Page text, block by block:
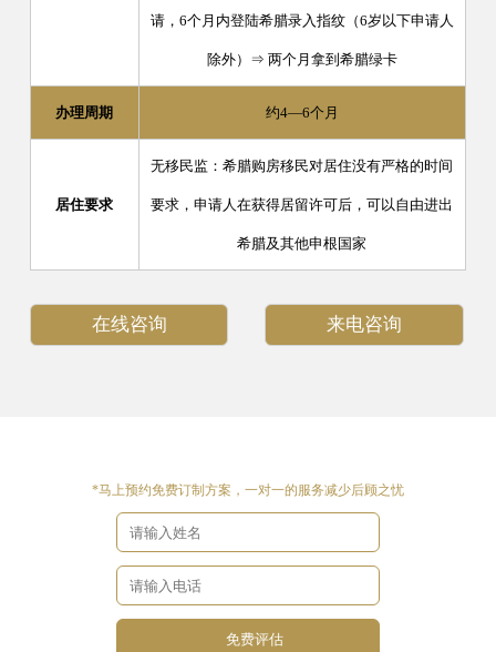
请，6个月内登陆希腊录入指纹（6岁以下申请人
除外）⇒ 两个月拿到希腊绿卡
办理周期 约4—6个月
居住要求
无移民监：希腊购房移民对居住没有严格的时间
要求，申请人在获得居留许可后，可以自由进出
希腊及其他申根国家
在线咨询 来电咨询
*马上预约免费订制方案，一对一的服务减少后顾之忧